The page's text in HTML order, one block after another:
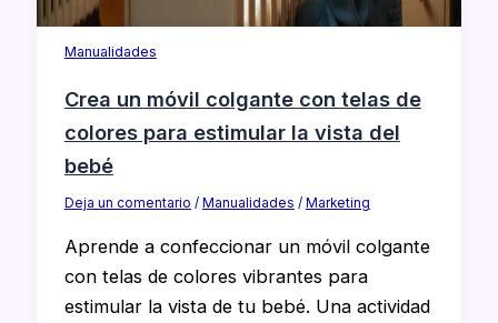
Manualidades
Crea un móvil colgante con telas de
colores para estimular la vista del
bebé
Deja un comentario / Manualidades / Marketing
Aprende a confeccionar un móvil colgante
con telas de colores vibrantes para
estimular la vista de tu bebé. Una actividad